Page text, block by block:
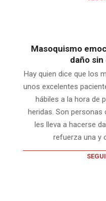
Masoquismo
daño
Hay quien dice que los
unos excelentes
hábiles a la hora de
heridas. Son personas
les lleva a hacerse
refuerza una y